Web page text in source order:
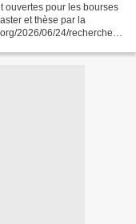
ouvertes pour les bourses
et thèse par la
2026/06/24/recherche-